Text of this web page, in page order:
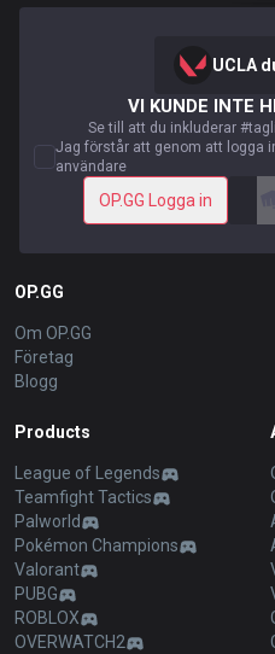
UCLA
VI KUNDE INTE
Se till att du inkluderar
Jag förstår att genom att logga
användare
OP.GG Logga in
OP.GG
Om OP.GG
Företag
Blogg
Products
League of Legends
Teamfight Tactics
Palworld
Pokémon Champions
Valorant
PUBG
ROBLOX
OVERWATCH2